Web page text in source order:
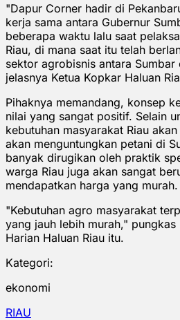
"Dapur Corner hadir di
kerja sama antara Gubernur
beberapa waktu lalu saat
Riau, di mana saat itu telah
sektor agrobisnis antara Sumbar
jelasnya Ketua Kopkar Haluan
Pihaknya memandang, konsep
nilai yang sangat positif. Selain
kebutuhan masyarakat Riau
akan menguntungkan petani di
banyak dirugikan oleh praktik
warga Riau juga akan sangat
mendapatkan harga yang murah.
"Kebutuhan agro masyarakat
yang jauh lebih murah,"
Harian Haluan Riau itu.
Kategori:
ekonomi
RIAU